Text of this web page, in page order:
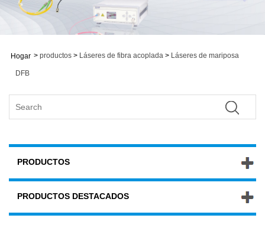
Hogar > productos > Láseres de fibra acoplada > Láseres de mariposa
DFB
PRODUCTOS
PRODUCTOS DESTACADOS